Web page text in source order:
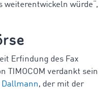
würde“,
Erfindung des Fax
TIMOCOM verdankt sein
Dallmann, der mit der